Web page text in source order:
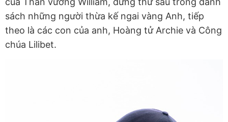
sách những người thừa kế ngai vàng Anh, tiếp
theo là các con của anh, Hoàng tử Archie và Công
chúa Lilibet.